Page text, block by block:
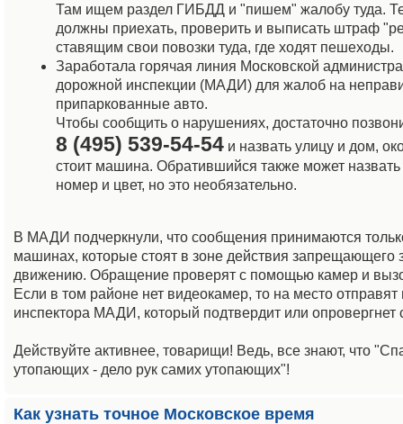
Там ищем раздел ГИБДД и "пишем" жалобу туда.
должны приехать, проверить и выписать штраф
ставящим свои повозки туда, где ходят пешеходы.
Заработала горячая линия Московской
дорожной инспекции (МАДИ) для жалоб на
припаркованные авто.
Чтобы сообщить о нарушениях, достаточно
8 (495) 539-54-54и назвать улицу и дом,
стоит машина. Обратившийся также может назвать
номер и цвет, но это необязательно.
В МАДИ подчеркнули, что сообщения принимаются
машинах, которые стоят в зоне действия запрещающего
движению. Обращение проверят с помощью камер и
Если в том районе нет видеокамер, то на место
инспектора МАДИ, который подтвердит или опровергнет
Действуйте активнее, товарищи! Ведь, все знают, что
утопающих - дело рук самих утопающих"!
Как узнать точное Московское время